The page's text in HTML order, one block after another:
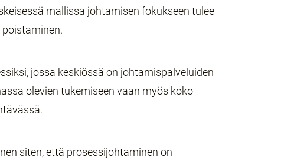
mallissa johtamisen fokukseen tulee
jossa keskiössä on johtamispalveluiden
olevien tukemiseen vaan myös koko
siten, että prosessijohtaminen on